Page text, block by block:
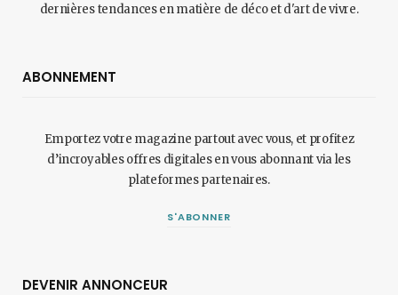
dernières tendances en matière de déco et d'art de vivre.
ABONNEMENT
Emportez votre magazine partout avec vous, et profitez
d’incroyables offres digitales en vous abonnant via les
plateformes partenaires.
S'ABONNER
DEVENIR ANNONCEUR